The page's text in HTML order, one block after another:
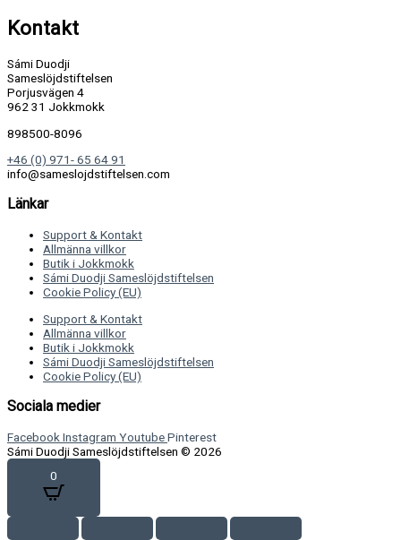
Kontakt
Sámi Duodji
Sameslöjdstiftelsen
Porjusvägen 4
962 31 Jokkmokk
898500-8096
+46 (0) 971- 65 64 91
info@sameslojdstiftelsen.com
Länkar
Support & Kontakt
Allmänna villkor
Butik i Jokkmokk
Sámi Duodji Sameslöjdstiftelsen
Cookie Policy (EU)
Support & Kontakt
Allmänna villkor
Butik i Jokkmokk
Sámi Duodji Sameslöjdstiftelsen
Cookie Policy (EU)
Sociala medier
Facebook Instagram YoutubePinterest
Sámi Duodji Sameslöjdstiftelsen © 2026
0